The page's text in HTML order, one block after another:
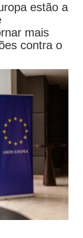
estão a
mais
contra o